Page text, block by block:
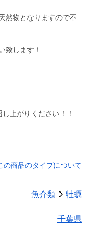
然物となりますので不
致します！
上がりください！！
の商品のタイプについて
魚介類 牡蠣
千葉県